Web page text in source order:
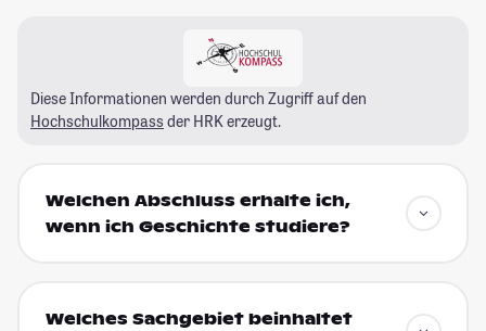
Diese Informationen werden durch Zugriff auf den
Hochschulkompass der HRK erzeugt.
Welchen Abschluss erhalte ich,
wenn ich Geschichte studiere?
Welches Sachgebiet beinhaltet